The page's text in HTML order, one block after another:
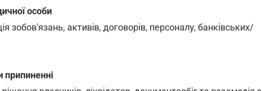
особи
зобов'язань, активів, договорів, персоналу, банківських/
припиненні